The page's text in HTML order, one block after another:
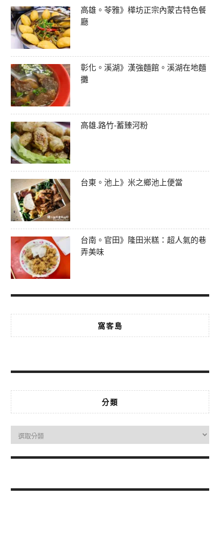
高雄。苓雅》樺坊正宗內蒙古特色餐
廳
彰化。溪湖》漢強麵館。溪湖在地麵
攤
高雄.路竹-蓄臻河粉
台東。池上》米之鄉池上便當
台南。官田》隆田米糕：超人氣的巷
弄美味
窩客島
分類